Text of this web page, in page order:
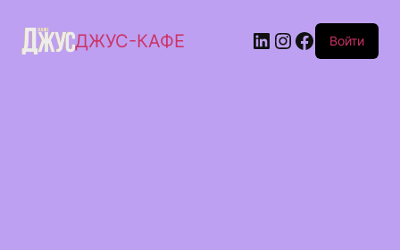
ДЖУС-КАФЕ Войти